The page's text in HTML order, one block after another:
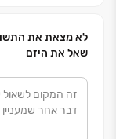
בהבטחות.
כשאתם רוכשים
מלווים אתכם
העיניים. אנחנו
לא מצאת את
שאל את היזם